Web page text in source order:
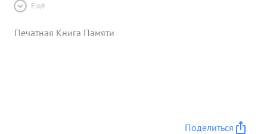
Ещё
Печатная Книга Памяти
Поделиться